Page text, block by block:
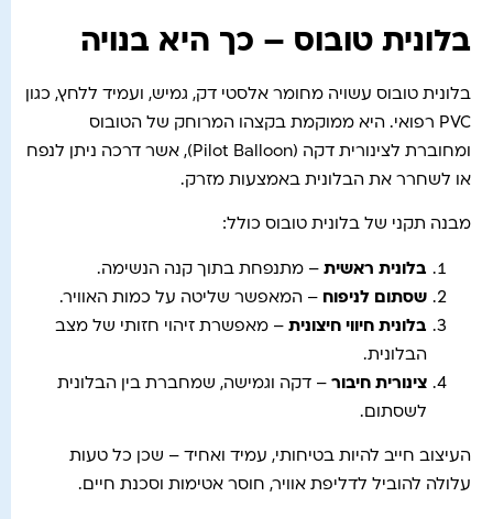
בלונית טובוס – כך היא בנויה
בלונית טובוס עשויה מחומר אלסטי דק, גמיש, ועמיד ללחץ, כגון
PVC רפואי. היא ממוקמת בקצהו המרוחק של הטובוס
ומחוברת לצינורית דקה (Pilot Balloon), אשר דרכה ניתן לנפח
או לשחרר את הבלונית באמצעות מזרק.
מבנה תקני של בלונית טובוס כולל:
בלונית ראשית – מתנפחת בתוך קנה הנשימה.
שסתום לניפוח – המאפשר שליטה על כמות האוויר.
בלונית חיווי חיצונית – מאפשרת זיהוי חזותי של מצב
הבלונית.
צינורית חיבור – דקה וגמישה, שמחברת בין הבלונית
לשסתום.
העיצוב חייב להיות בטיחותי, עמיד ואחיד – שכן כל טעות
עלולה להוביל לדליפת אוויר, חוסר אטימות וסכנת חיים.